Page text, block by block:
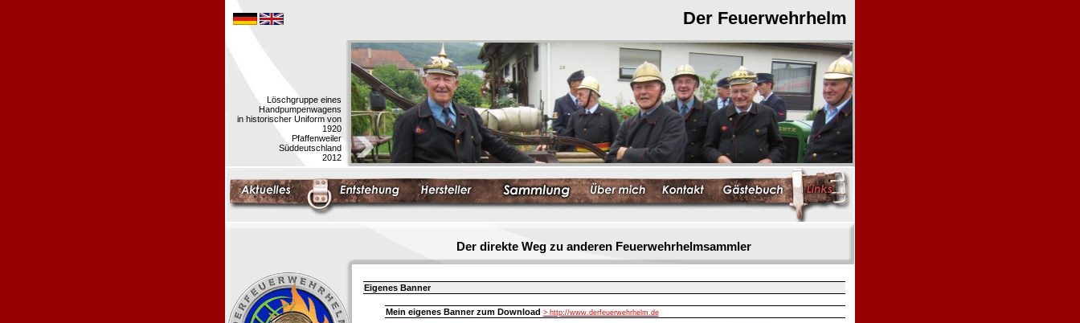
Der Feuerwehrhelm
Löschgruppe eines
Handpumpenwagens
in historischer Uniform von
1920
Pfaffenweiler
Süddeutschland
2012
Der direkte Weg zu anderen Feuerwehrhelmsammler
Eigenes Banner
Mein eigenes Banner zum Download > http://www.derfeuerwehrhelm.de